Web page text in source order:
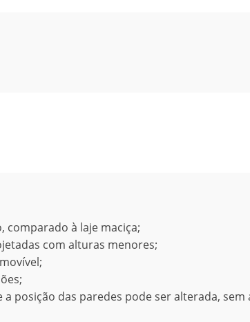
comparado à laje maciça;
com alturas menores;
posição das paredes pode ser alterada, sem